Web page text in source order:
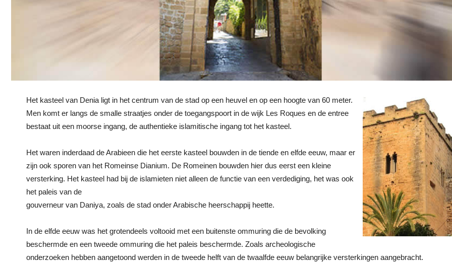
Het kasteel van Denia ligt in het centrum van de stad op een heuvel en op een hoogte van 60 meter.
Men komt er langs de smalle straatjes onder de toegangspoort in de wijk Les Roques en de entree
bestaat uit een moorse ingang, de authentieke islamitische ingang tot het kasteel.
Het waren inderdaad de Arabieen die het eerste kasteel bouwden in de tiende en elfde eeuw, maar er
zijn ook sporen van het Romeinse Dianium. De Romeinen bouwden hier dus eerst een kleine
versterking. Het kasteel had bij de islamieten niet alleen de functie van een verdediging, het was ook
het paleis van de
gouverneur van Daniya, zoals de stad onder Arabische heerschappij heette.
In de elfde eeuw was het grotendeels voltooid met een buitenste ommuring die de bevolking
beschermde en een tweede ommuring die het paleis beschermde. Zoals archeologische
onderzoeken hebben aangetoond werden in de tweede helft van de twaalfde eeuw belangrijke versterkingen aangebracht.